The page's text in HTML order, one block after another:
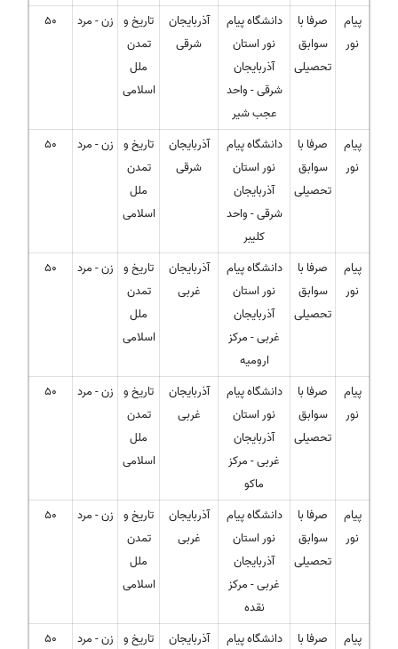
پیام
نور
صرفا با
سوابق
تحصیلی
دانشگاه پیام
نور استان
آذربایجان
شرقی - واحد
عجب شیر
آذربایجان
شرقی
تاریخ و
تمدن
ملل
اسلامی
زن - مرد 50
پیام
نور
صرفا با
سوابق
تحصیلی
دانشگاه پیام
نور استان
آذربایجان
شرقی - واحد
کلیبر
آذربایجان
شرقی
تاریخ و
تمدن
ملل
اسلامی
زن - مرد 50
پیام
نور
صرفا با
سوابق
تحصیلی
دانشگاه پیام
نور استان
آذربایجان
غربی - مرکز
ارومیه
آذربایجان
غربی
تاریخ و
تمدن
ملل
اسلامی
زن - مرد 50
پیام
نور
صرفا با
سوابق
تحصیلی
دانشگاه پیام
نور استان
آذربایجان
غربی - مرکز
ماکو
آذربایجان
غربی
تاریخ و
تمدن
ملل
اسلامی
زن - مرد 50
پیام
نور
صرفا با
سوابق
تحصیلی
دانشگاه پیام
نور استان
آذربایجان
غربی - مرکز
نقده
آذربایجان
غربی
تاریخ و
تمدن
ملل
اسلامی
زن - مرد 50
پیام
صرفا با
دانشگاه پیام
آذربایجان
تاریخ و زن - مرد 50